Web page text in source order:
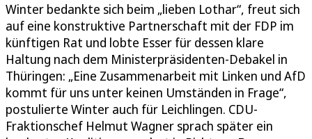
Winter bedankte sich beim „lieben Lothar“, freut sich
auf eine konstruktive Partnerschaft mit der FDP im
künftigen Rat und lobte Esser für dessen klare
Haltung nach dem Ministerpräsidenten-Debakel in
Thüringen: „Eine Zusammenarbeit mit Linken und AfD
kommt für uns unter keinen Umständen in Frage“,
postulierte Winter auch für Leichlingen. CDU-
Fraktionschef Helmut Wagner sprach später ein